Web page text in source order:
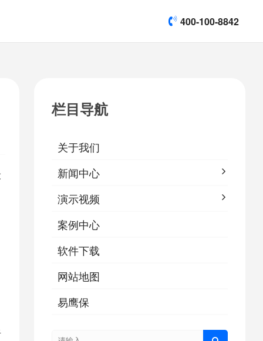
400-100-8842
栏目导航
关于我们
新闻中心
演示视频
案例中心
软件下载
网站地图
易鹰保